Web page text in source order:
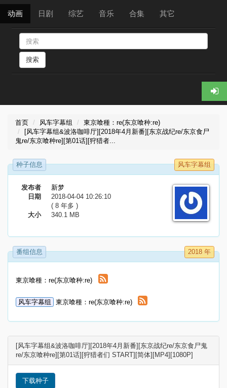
动画 日剧 综艺 音乐 合集 其它
搜索
首页 风车字幕组
東京喰種：re(东京喰种:re)
[风车字幕组&波洛咖啡厅][2018年4月新番][东京战纪re/东京食尸
鬼re/东京喰种re][第01话][狩猎者...
种子信息 风车字幕组
发布者
新梦
日期
2018-04-04 10:26:10
( 8 年多 )
大小
340.1 MB
番组信息 2018 年
東京喰種：re(东京喰种:re)
风车字幕组 東京喰種：re(东京喰种:re)
[风车字幕组&波洛咖啡厅][2018年4月新番][东京战纪re/东京食尸鬼
re/东京喰种re][第01话][狩猎者们 START][简体][MP4][1080P]
下载种子